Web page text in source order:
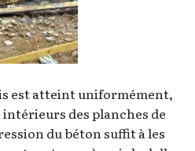
est atteint uniformément,
des planches de
du béton suffit à les